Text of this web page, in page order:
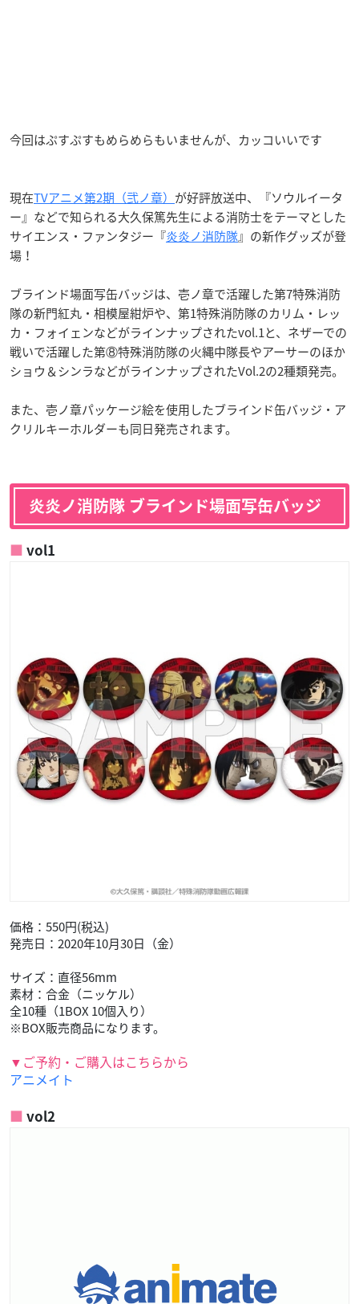
今回はぷすぷすもめらめらもいませんが、カッコいいです
現在TVアニメ第2期（弐ノ章） が好評放送中、『ソウルイータ
ー』などで知られる大久保篤先生による消防士をテーマとした
サイエンス・ファンタジー『炎炎ノ消防隊』の新作グッズが登
場！
ブラインド場面写缶バッジは、壱ノ章で活躍した第7特殊消防
隊の新門紅丸・相模屋紺炉や、第1特殊消防隊のカリム・レッ
カ・フォイェンなどがラインナップされたvol.1と、ネザーでの
戦いで活躍した第⑧特殊消防隊の火縄中隊長やアーサーのほか
ショウ＆シンラなどがラインナップされたVol.2の2種類発売。
また、壱ノ章パッケージ絵を使用したブラインド缶バッジ・ア
クリルキーホルダーも同日発売されます。
炎炎ノ消防隊 ブラインド場面写缶バッジ
vol1
価格：550円(税込)
発売日：2020年10月30日（金）
サイズ：直径56mm
素材：合金（ニッケル）
全10種（1BOX 10個入り）
※BOX販売商品になります。
▼ご予約・ご購入はこちらから
アニメイト
vol2